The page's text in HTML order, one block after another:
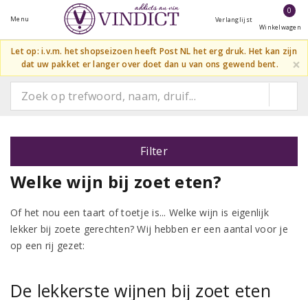
Menu Verlanglijst
0
Winkelwagen
Let op: i.v.m. het shopseizoen heeft Post NL het erg druk. Het kan zijn
dat uw pakket er langer over doet dan u van ons gewend bent.
×
Filter
Welke wijn bij zoet eten?
Of het nou een taart of toetje is... Welke wijn is eigenlijk
lekker bij zoete gerechten? Wij hebben er een aantal voor je
op een rij gezet:
De lekkerste wijnen bij zoet eten